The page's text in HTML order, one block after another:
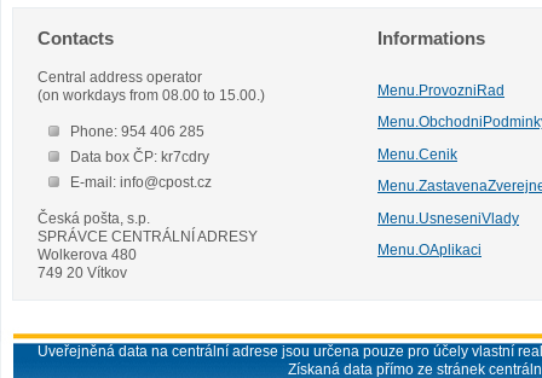
Contacts
Central address operator
(on workdays from 08.00 to 15.00.)
Phone: 954 406 285
Data box ČP: kr7cdry
E-mail: info@cpost.cz
Česká pošta, s.p.
SPRÁVCE CENTRÁLNÍ ADRESY
Wolkerova 480
749 20 Vítkov
Informations
Menu.ProvozniRad
Menu.Cenik
Menu.UsneseniVlady
Menu.OAplikaci
Uveřejněná data na centrální adrese jsou určena pouze pro účely vlastní
Získaná data přímo ze stránek